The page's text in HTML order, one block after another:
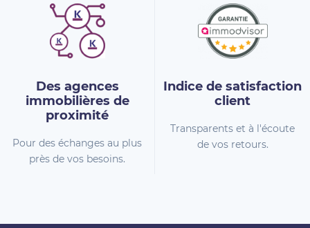
Des agences
immobilières de
proximité
Pour des échanges au plus
près de vos besoins.
Indice de satisfaction
client
Transparents et à l'écoute
de vos retours.